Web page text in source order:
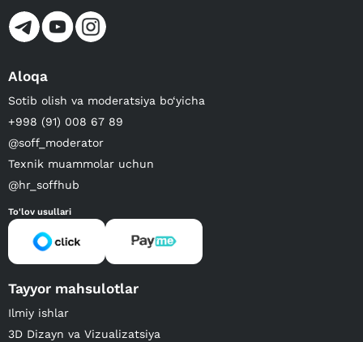
Aloqa
Sotib olish va moderatsiya bo‘yicha
+998 (91) 008 67 89
@soff_moderator
Texnik muammolar uchun
@hr_soffhub
To'lov usullari
Tayyor mahsulotlar
Ilmiy ishlar
3D Dizayn va Vizualizatsiya